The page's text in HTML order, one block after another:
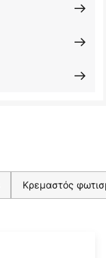
Κρεμαστός